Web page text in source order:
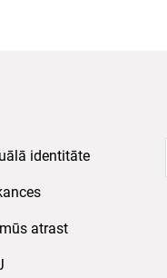
identitāte
atrast